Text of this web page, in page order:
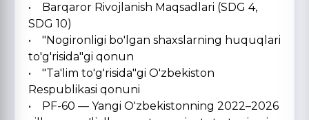
• Barqaror Rivojlanish Maqsadlari (SDG 4,
SDG 10)
• "Nogironligi bo'lgan shaxslarning huquqlari
to'g'risida"gi qonun
• "Ta'lim to'g'risida"gi O'zbekiston
Respublikasi qonuni
• PF-60 — Yangi O'zbekistonning 2022–2026